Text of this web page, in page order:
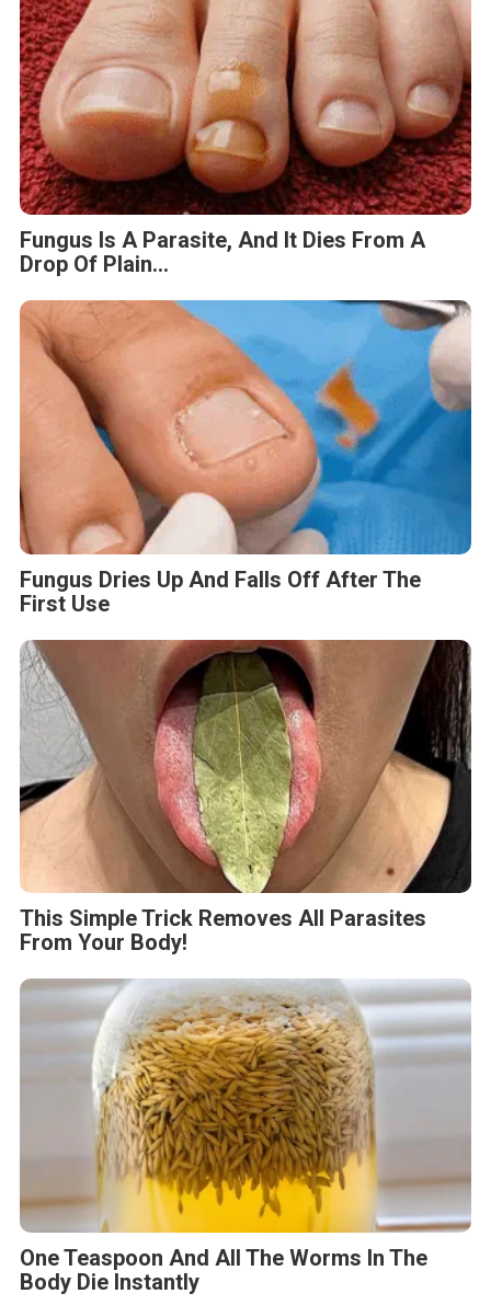
Fungus Is A Parasite, And It Dies From A
Drop Of Plain...
Fungus Dries Up And Falls Off After The
First Use
This Simple Trick Removes All Parasites
From Your Body!
One Teaspoon And All The Worms In The
Body Die Instantly